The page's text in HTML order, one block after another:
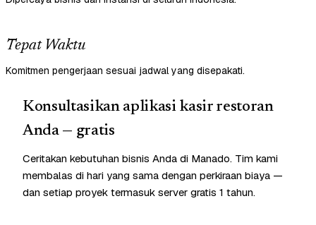
Tepat Waktu
Komitmen pengerjaan sesuai jadwal yang disepakati.
Konsultasikan aplikasi kasir restoran
Anda — gratis
Ceritakan kebutuhan bisnis Anda di Manado. Tim kami
membalas di hari yang sama dengan perkiraan biaya —
dan setiap proyek termasuk server gratis 1 tahun.